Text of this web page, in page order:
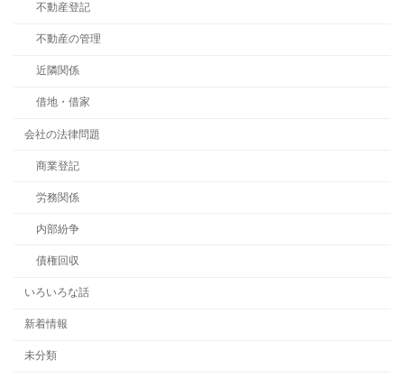
不動産登記
不動産の管理
近隣関係
借地・借家
会社の法律問題
商業登記
労務関係
内部紛争
債権回収
いろいろな話
新着情報
未分類